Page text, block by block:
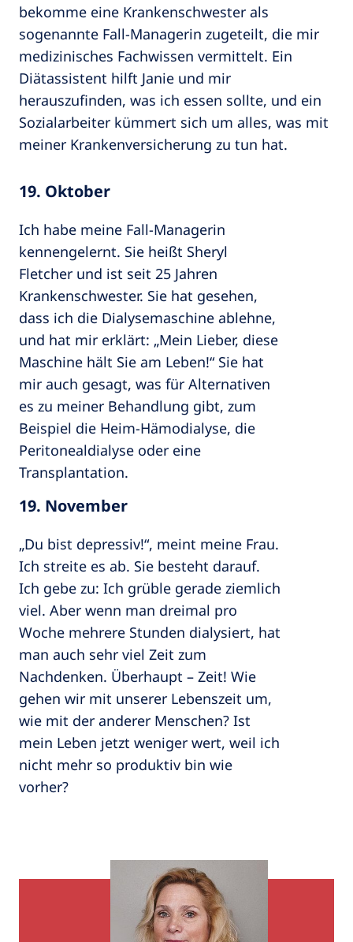
bekomme eine Krankenschwester als
sogenannte Fall-Managerin zugeteilt, die mir
medizinisches Fachwissen vermittelt. Ein
Diätassistent hilft Janie und mir
herauszufinden, was ich essen sollte, und ein
Sozialarbeiter kümmert sich um alles, was mit
meiner Krankenversicherung zu tun hat.
19. Oktober
Ich habe meine Fall-Managerin
kennengelernt. Sie heißt Sheryl
Fletcher und ist seit 25 Jahren
Krankenschwester. Sie hat gesehen,
dass ich die Dialysemaschine ablehne,
und hat mir erklärt: „Mein Lieber, diese
Maschine hält Sie am Leben!“ Sie hat
mir auch gesagt, was für Alternativen
es zu meiner Behandlung gibt, zum
Beispiel die Heim-Hämodialyse, die
Peritonealdialyse oder eine
Transplantation.
19. November
„Du bist depressiv!“, meint meine Frau.
Ich streite es ab. Sie besteht darauf.
Ich gebe zu: Ich grüble gerade ziemlich
viel. Aber wenn man dreimal pro
Woche mehrere Stunden dialysiert, hat
man auch sehr viel Zeit zum
Nachdenken. Überhaupt – Zeit! Wie
gehen wir mit unserer Lebenszeit um,
wie mit der anderer Menschen? Ist
mein Leben jetzt weniger wert, weil ich
nicht mehr so produktiv bin wie
vorher?